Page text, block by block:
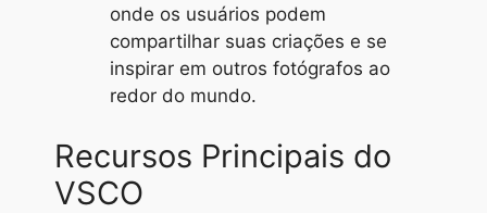
onde os usuários podem
compartilhar suas criações e se
inspirar em outros fotógrafos ao
redor do mundo.
Recursos Principais do
VSCO